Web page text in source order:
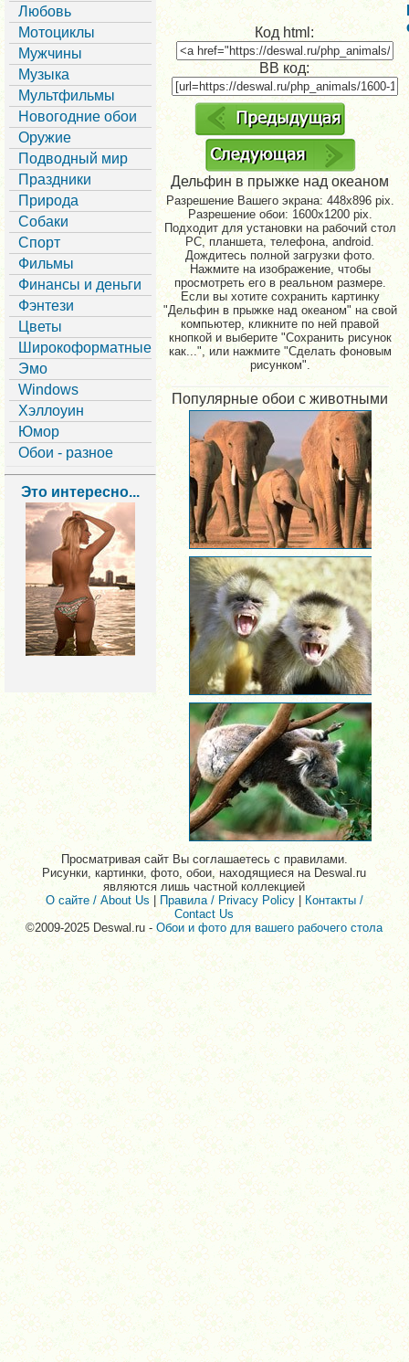
Любовь
Мотоциклы
Мужчины
Музыка
Мультфильмы
Новогодние обои
Оружие
Подводный мир
Праздники
Природа
Собаки
Спорт
Фильмы
Финансы и деньги
Фэнтези
Цветы
Широкоформатные
Эмо
Windows
Хэллоуин
Юмор
Обои - разное
Это интересно...
Код html:
BB код:
Дельфин в прыжке над океаном
Разрешение Вашего экрана: 448x896 pix.
Разрешение обои: 1600x1200 pix.
Подходит для установки на рабочий стол
PC, планшета, телефона, android.
Дождитесь полной загрузки фото.
Нажмите на изображение, чтобы
просмотреть его в реальном размере.
Если вы хотите сохранить картинку
"Дельфин в прыжке над океаном" на свой
компьютер, кликните по ней правой
кнопкой и выберите "Сохранить рисунок
как...", или нажмите "Сделать фоновым
рисунком".
Популярные обои с животными
Просматривая сайт Вы соглашаетесь с правилами.
Рисунки, картинки, фото, обои, находящиеся на Deswal.ru
являются лишь частной коллекцией
О сайте / About Us
Правила / Privacy Policy| Контакты /
Contact Us
©2009-2025 Deswal.ru -Обои и фото для вашего рабочего стола